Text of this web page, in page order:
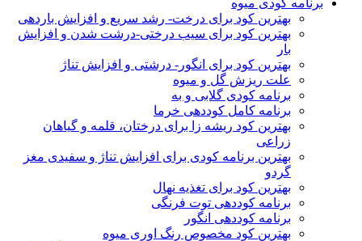
برنامه کودی میوه
بهترین کود برای درخت- رشد سریع و افزایش باردهی
بهترین کود برای سیب درختی-درشت شدن و افزایش
بار
بهترین کود برای انگور- درشتی و افزایش تناژ
علت ریزش گل و میوه
برنامه کودی گلابی و به
برنامه کامل کوددهی خرما
بهترین کود ریشه زا برای درختان، قلمه و گیاهان
زراعی
بهترین برنامه کودی برای افزایش تناژ و سفیدی مغز
گردو
بهترین کود برای تغذیه نهال
برنامه کوددهی توت فرنگی
برنامه کوددهی انگور
بهترین کود مخصوص رنگ اوری میوه